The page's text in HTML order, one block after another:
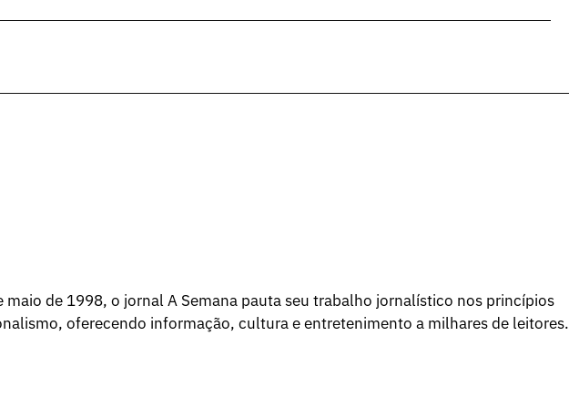
maio de 1998, o jornal A Semana pauta seu trabalho jornalístico nos princípios
oferecendo informação, cultura e entretenimento a milhares de leitores.